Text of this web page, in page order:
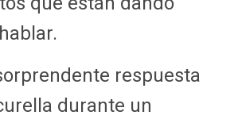
respuesta
durante un